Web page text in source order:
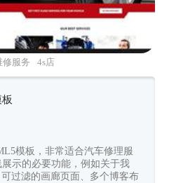
修服务 4s店
模板，非常适合汽车修理服
示的必要功能，例如关于我
过滤的画廊页面、多个博客布